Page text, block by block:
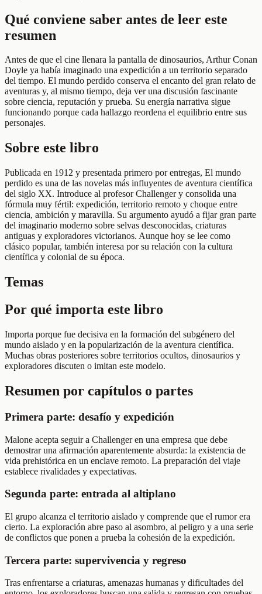
Qué conviene saber antes de leer este
resumen
Antes de que el cine llenara la pantalla de dinosaurios, Arthur Conan
Doyle ya había imaginado una expedición a un territorio separado
del tiempo. El mundo perdido conserva el encanto del gran relato de
aventuras y, al mismo tiempo, deja ver una discusión fascinante
sobre ciencia, reputación y prueba. Su energía narrativa sigue
funcionando porque cada hallazgo reordena el equilibrio entre sus
personajes.
Sobre este libro
Publicada en 1912 y presentada primero por entregas, El mundo
perdido es una de las novelas más influyentes de aventura científica
del siglo XX. Introduce al profesor Challenger y consolida una
fórmula muy fértil: expedición, territorio remoto y choque entre
ciencia, ambición y maravilla. Su argumento ayudó a fijar gran parte
del imaginario moderno sobre selvas desconocidas, criaturas
antiguas y exploradores victorianos. Aunque hoy se lee como
clásico popular, también interesa por su relación con la cultura
científica y colonial de su época.
Temas
Por qué importa este libro
Importa porque fue decisiva en la formación del subgénero del
mundo aislado y en la popularización de la aventura científica.
Muchas obras posteriores sobre territorios ocultos, dinosaurios y
exploradores discuten o imitan este modelo.
Resumen por capítulos o partes
Primera parte: desafío y expedición
Malone acepta seguir a Challenger en una empresa que debe
demostrar una afirmación aparentemente absurda: la existencia de
vida prehistórica en un enclave remoto. La preparación del viaje
establece rivalidades y expectativas.
Segunda parte: entrada al altiplano
El grupo alcanza el territorio aislado y comprende que el rumor era
cierto. La exploración abre paso al asombro, al peligro y a una serie
de conflictos que ponen a prueba la cohesión de la expedición.
Tercera parte: supervivencia y regreso
Tras enfrentarse a criaturas, amenazas humanas y dificultades del